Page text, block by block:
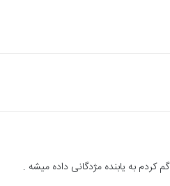
به یابنده مژدگانی داده میشه .